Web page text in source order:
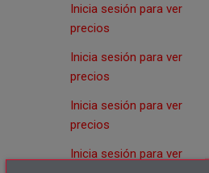
Inicia sesión para ver
precios
Inicia sesión para ver
precios
Inicia sesión para ver
precios
Inicia sesión para ver